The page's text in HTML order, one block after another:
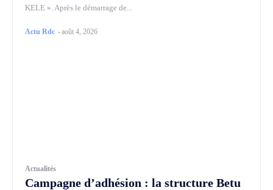
KELE ». Après le démarrage de...
Actu Rdc -août 4, 2026
Actualités
Campagne d’adhésion : la structure Betu